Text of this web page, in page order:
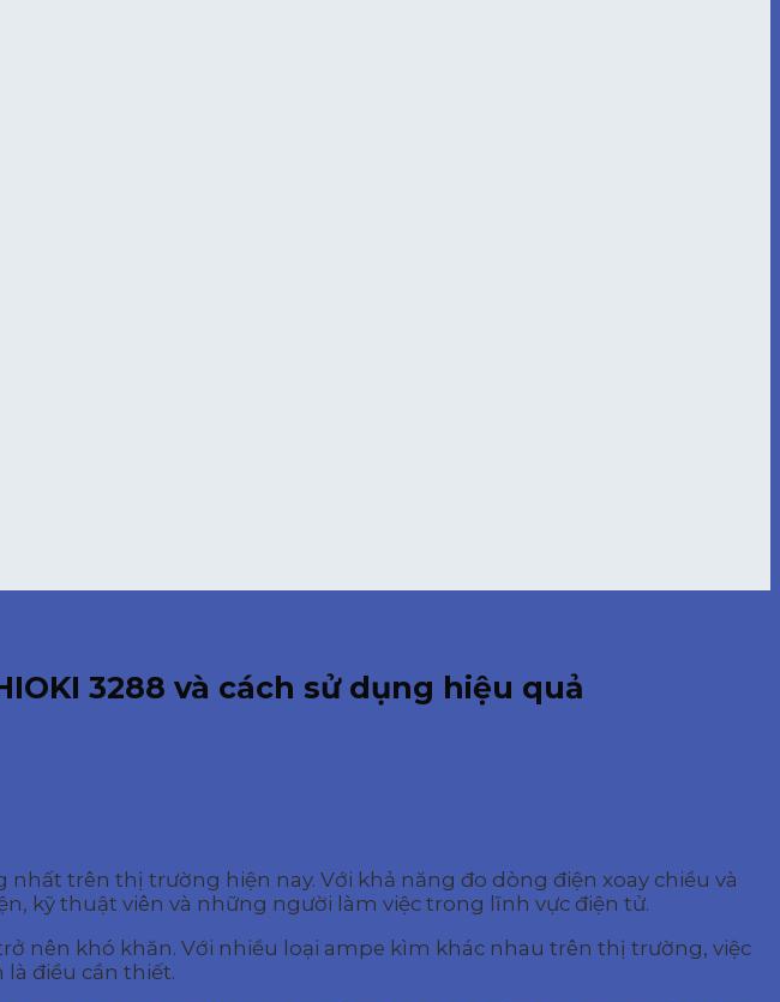
3288 và cách sử dụng hiệu quả
trên thị trường hiện nay. Với khả năng đo dòng điện xoay chiều và
kỹ thuật viên và những người làm việc trong lĩnh vực điện tử.
nên khó khăn. Với nhiều loại ampe kìm khác nhau trên thị trường, việc
điều cần thiết.